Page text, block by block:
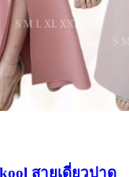
สายเดี่ยวปาด